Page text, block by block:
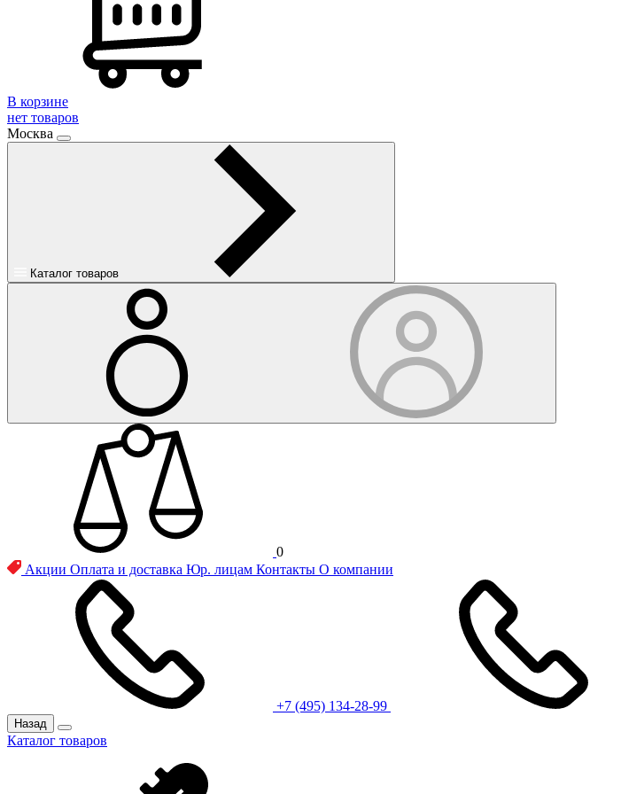
В корзине
нет товаров
Москва
Каталог товаров
0
Акции Оплата и доставка Юр. лицам Контакты О компании
+7 (495) 134-28-99
Назад
Каталог товаров